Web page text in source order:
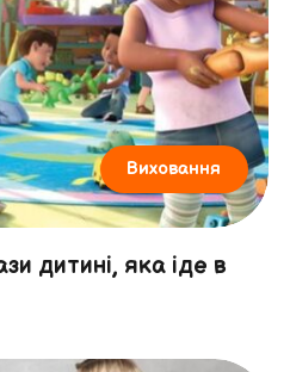
Виховання
дитині, яка іде в